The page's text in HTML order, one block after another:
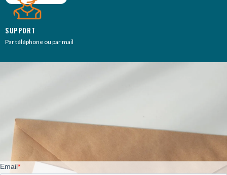
SUPPORT
Par téléphone ou par mail